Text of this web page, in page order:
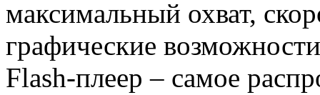
максимальный охват,
графические
Flash-плеер – самое